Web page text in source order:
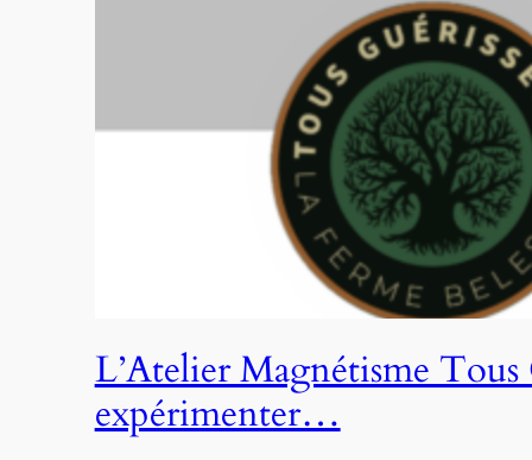
L’Atelier Magnétisme
expérimenter…